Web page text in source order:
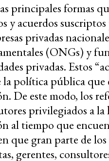
principales formas
y acuerdos
privadas
(ONGs) y
privadas. Estos
la política pública que
De este modo, los
privilegiados a
al tiempo que
que gran parte de
gerentes,